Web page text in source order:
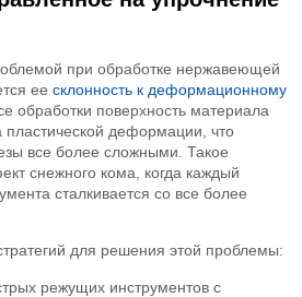
при обработке нержавеющей
ее склонность к деформационному
обработки поверхность материала
пластической деформации, что
все более сложными. Такое
снежного кома, когда каждый
сталкивается со все более
для решения этой проблемы:
режущих инструментов с